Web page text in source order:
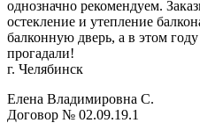
однозначно рекомендуем.
остекление и утепление
балконную дверь, а в этом
прогадали!
г. Челябинск
Елена Владимировна С.
Договор № 02.09.19.1